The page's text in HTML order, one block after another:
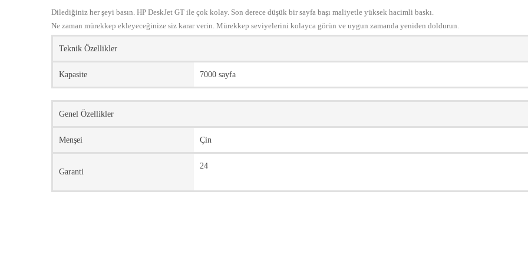
Dilediğiniz her şeyi basın. HP DeskJet GT ile çok kolay. Son derece düşük bir sayfa başı maliyetle yüksek hacimli baskı.
Ne zaman mürekkep ekleyeceğinize siz karar verin. Mürekkep seviyelerini kolayca görün ve uygun zamanda yeniden doldurun.
Teknik Özellikler
Kapasite 7000 sayfa
Genel Özellikler
Menşei Çin
Garanti
24